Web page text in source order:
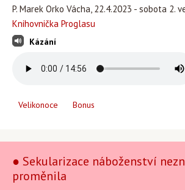
P. Marek Orko Vácha, 22.4.2023 - sobota 2.
Knihovnička Proglasu
Kázání
Velikonoce Bonus
● Sekularizace náboženství
proměnila